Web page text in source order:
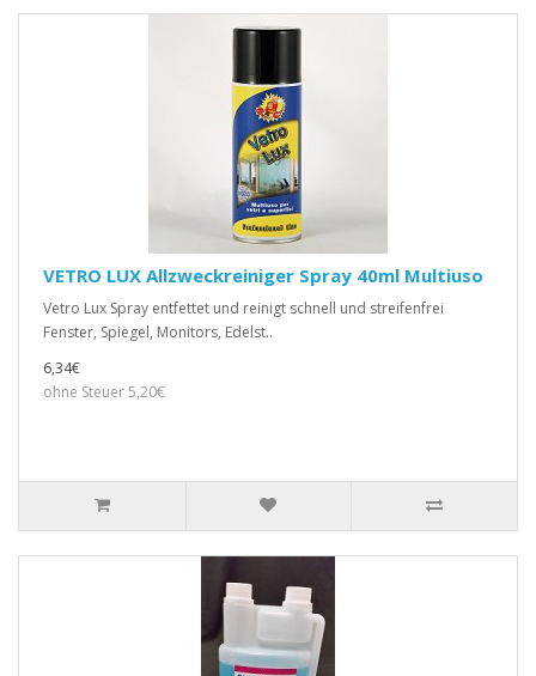
VETRO LUX Allzweckreiniger Spray 40ml Multiuso
Vetro Lux Spray entfettet und reinigt schnell und streifenfrei
Fenster, Spiegel, Monitors, Edelst..
6,34€
ohne Steuer 5,20€